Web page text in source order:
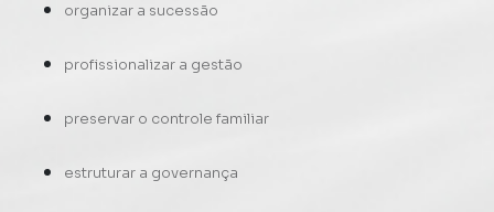
organizar a sucessão
profissionalizar a gestão
preservar o controle familiar
estruturar a governança